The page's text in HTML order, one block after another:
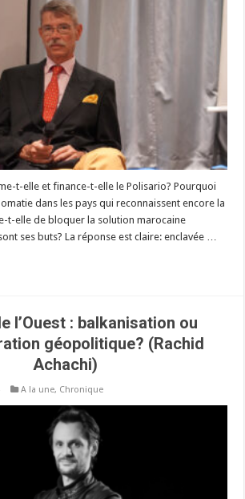
t-elle et finance-t-elle le Polisario? Pourquoi
dans les pays qui reconnaissent encore la
t-elle de bloquer la solution marocaine
ses buts? La réponse est claire: enclavée …
l’Ouest : balkanisation ou
géopolitique? (Rachid
Achachi)
A la une, Chronique